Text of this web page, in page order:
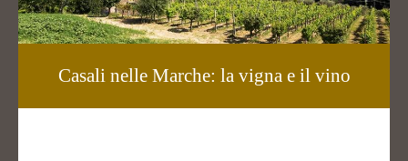
Casali nelle Marche: la vigna e il vino